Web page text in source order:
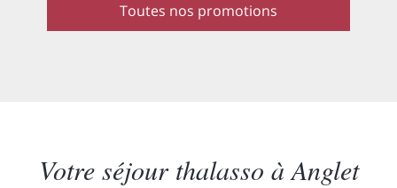
Toutes nos promotions
Votre séjour thalasso à Anglet